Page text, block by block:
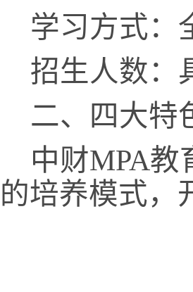
学习方式：
招生人数：
二、四大特
中财MPA教
的培养模式，